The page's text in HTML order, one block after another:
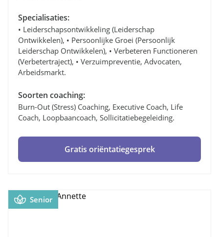
Specialisaties:
• Leiderschapsontwikkeling (leiderschap
Ontwikkelen), • Persoonlijke Groei (persoonlijk
Leiderschap Ontwikkelen), • Verbeteren Functioneren
(verbetertraject), • Verzuimpreventie, Advocaten,
Arbeidsmarkt.
Soorten coaching:
Burn-Out (stress) Coaching, Executive Coach, Life
Coach, Loopbaancoach, Sollicitatiebegeleiding.
Gratis oriëntatiegesprek
Senior